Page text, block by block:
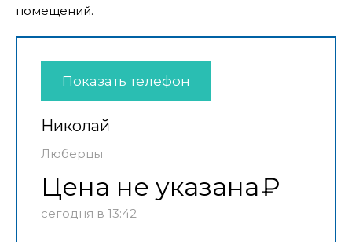
помещений.
Показать телефон
Николай
Люберцы
Цена не указана
сегодня в 13:42